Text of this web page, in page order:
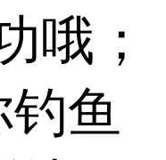
哦；
鱼